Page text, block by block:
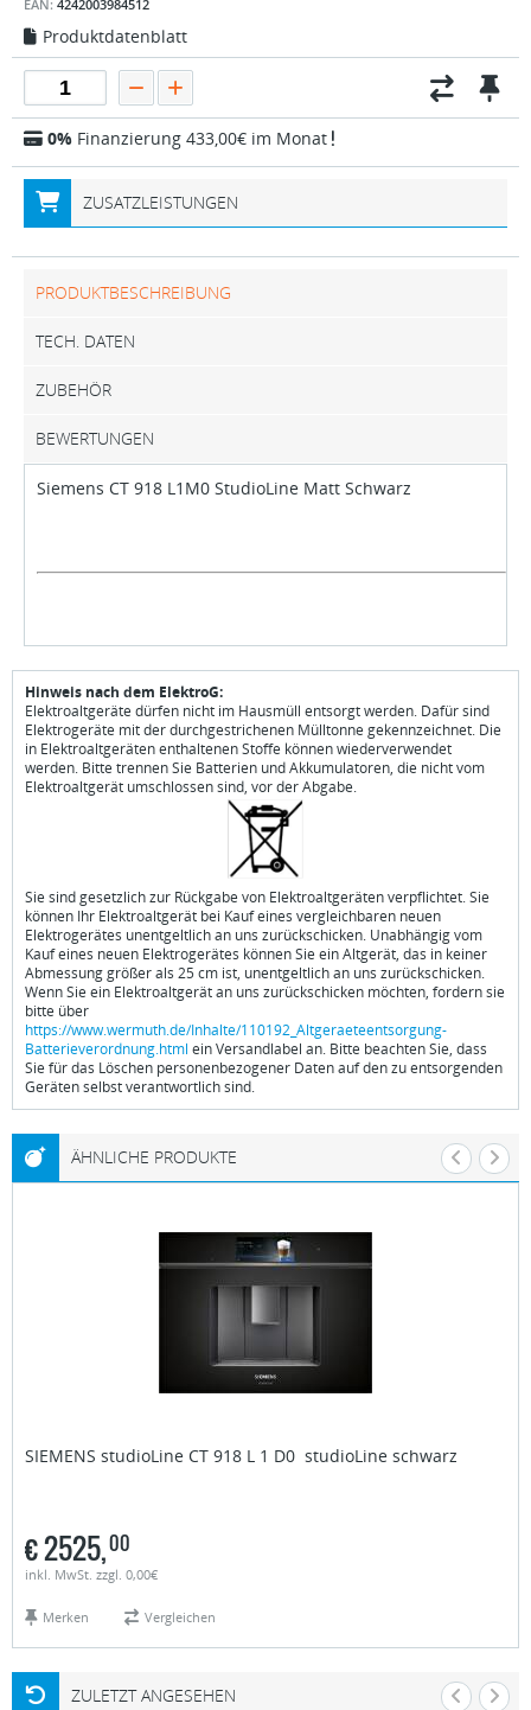
EAN: 4242003984512
Produktdatenblatt
0% Finanzierung 433,00€ im Monat
ZUSATZLEISTUNGEN
PRODUKTBESCHREIBUNG
TECH. DATEN
ZUBEHÖR
BEWERTUNGEN
Siemens CT 918 L1M0 StudioLine Matt Schwarz
Hinweis nach dem ElektroG:
Elektroaltgeräte dürfen nicht im Hausmüll entsorgt werden. Dafür sind
Elektrogeräte mit der durchgestrichenen Mülltonne gekennzeichnet. Die
in Elektroaltgeräten enthaltenen Stoffe können wiederverwendet
werden. Bitte trennen Sie Batterien und Akkumulatoren, die nicht vom
Elektroaltgerät umschlossen sind, vor der Abgabe.
Sie sind gesetzlich zur Rückgabe von Elektroaltgeräten verpflichtet. Sie
können Ihr Elektroaltgerät bei Kauf eines vergleichbaren neuen
Elektrogerätes unentgeltlich an uns zurückschicken. Unabhängig vom
Kauf eines neuen Elektrogerätes können Sie ein Altgerät, das in keiner
Abmessung größer als 25 cm ist, unentgeltlich an uns zurückschicken.
Wenn Sie ein Elektroaltgerät an uns zurückschicken möchten, fordern sie
bitte über
https://www.wermuth.de/Inhalte/110192_Altgeraeteentsorgung-
Batterieverordnung.html ein Versandlabel an. Bitte beachten Sie, dass
Sie für das Löschen personenbezogener Daten auf den zu entsorgenden
Geräten selbst verantwortlich sind.
ÄHNLICHE PRODUKTE
SIEMENS studioLine CT 918 L 1 D0 studioLine schwarz
€2525,00
inkl. MwSt. zzgl. 0,00€
Merken Vergleichen
ZULETZT ANGESEHEN